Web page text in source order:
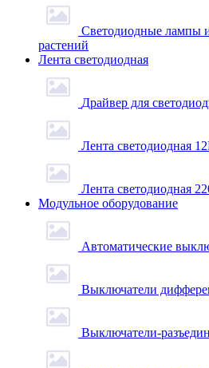
Светодиодные лампы
растений
Лента светодиодная
Драйвер для
Лента светодиодная
Лента светодиодная
Модульное оборудование
Автоматические
Выключатели
Выключатели-